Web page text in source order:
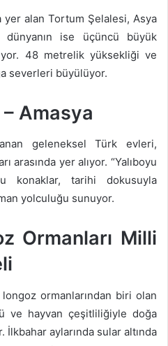
yer alan Tortum Şelalesi, Asya
dünyanın ise üçüncü büyük
48 metrelik yüksekliği ve
severleri büyülüyor.
– Amasya
geleneksel Türk evleri,
arasında yer alıyor. “Yalıboyu
konaklar, tarihi dokusuyla
yolculuğu sunuyor.
Ormanları Milli
ormanlarından biri olan
ve hayvan çeşitliliğiyle doğa
İlkbahar aylarında sular altında